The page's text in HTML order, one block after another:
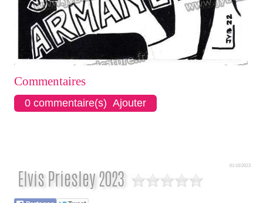
Commentaires
0 commentaire(s) Ajouter
Elvis Priesley 2023
01/10/2023